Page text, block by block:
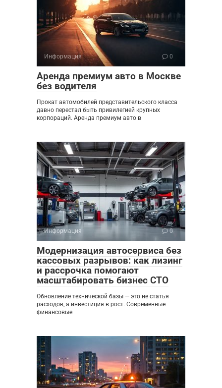
Информация 0
Аренда премиум авто в Москве
без водителя
Прокат автомобилей представительского класса
давно перестал быть привилегией крупных
корпораций. Аренда премиум авто в
Информация 0
Модернизация автосервиса без
кассовых разрывов: как лизинг
и рассрочка помогают
масштабировать бизнес СТО
Обновление технической базы — это не статья
расходов, а инвестиция в рост. Современные
финансовые